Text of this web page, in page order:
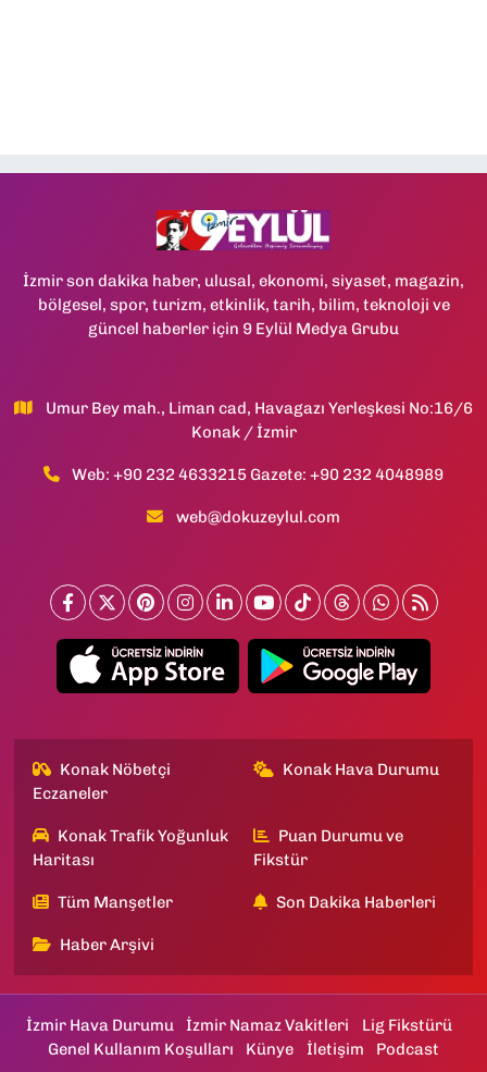
İzmir son dakika haber, ulusal, ekonomi, siyaset, magazin,
bölgesel, spor, turizm, etkinlik, tarih, bilim, teknoloji ve
güncel haberler için 9 Eylül Medya Grubu
Umur Bey mah., Liman cad, Havagazı Yerleşkesi No:16/6
Konak / İzmir
Web: +90 232 4633215 Gazete: +90 232 4048989
web@dokuzeylul.com
Konak Nöbetçi
Eczaneler
Konak Hava Durumu
Konak Trafik Yoğunluk
Haritası
Puan Durumu ve
Fikstür
Tüm Manşetler Son Dakika Haberleri
Haber Arşivi
İzmir Hava Durumu İzmir Namaz Vakitleri
Lig Fikstürü
Genel Kullanım Koşulları
Künye İletişim Podcast